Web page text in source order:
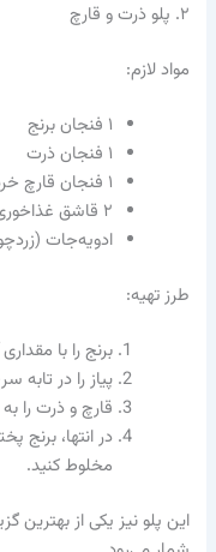
۲. پلو ذرت و قارچ
مواد لازم:
۱ فنجان برنج
۱ فنجان ذرت
۱ فنجان قارچ خرد شده
۲ قاشق غذاخوری پیاز خرد شده
ادویه‌جات
طرز تهیه:
برنج را با
پیاز را در تابه
قارچ و ذرت را
در انتها، برنج
مخلوط کنید.
این پلو نیز یکی از بهترین